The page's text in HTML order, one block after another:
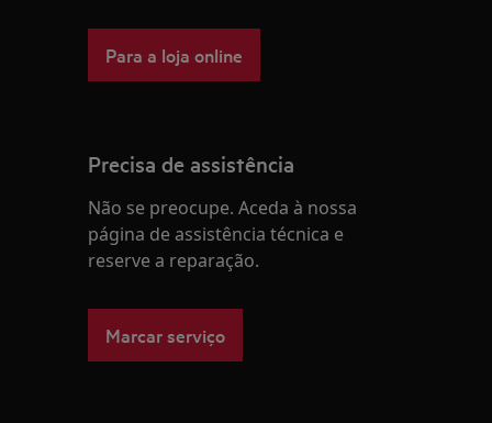
Para a loja online
Precisa de assistência
Não se preocupe. Aceda à nossa
página de assistência técnica e
reserve a reparação.
Marcar serviço